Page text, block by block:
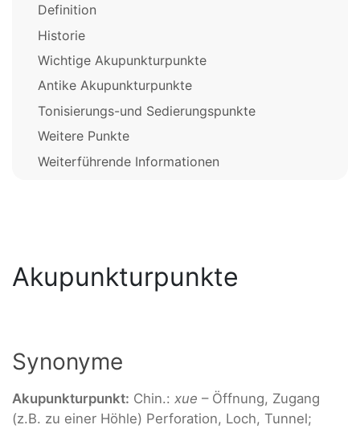
Definition
Historie
Wichtige Akupunkturpunkte
Antike Akupunkturpunkte
Tonisierungs-und Sedierungspunkte
Weitere Punkte
Weiterführende Informationen
Akupunkturpunkte
Synonyme
Akupunkturpunkt: Chin.: xue – Öffnung, Zugang
(z.B. zu einer Höhle) Perforation, Loch, Tunnel;